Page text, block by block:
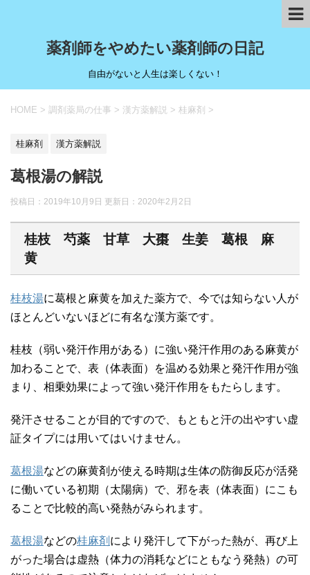
薬剤師をやめたい薬剤師の日記
自由がないと人生は楽しくない！
HOME > 調剤薬局の仕事 > 漢方薬解説 > 桂麻剤 >
桂麻剤 漢方薬解説
葛根湯の解説
投稿日：2019年10月9日 更新日： 2020年2月2日
桂枝 芍薬 甘草 大棗 生姜 葛根 麻
黄
桂枝湯に葛根と麻黄を加えた薬方で、今では知らない人が
ほとんどいないほどに有名な漢方薬です。
桂枝（弱い発汗作用がある）に強い発汗作用のある麻黄が
加わることで、表（体表面）を温める効果と発汗作用が強
まり、相乗効果によって強い発汗作用をもたらします。
発汗させることが目的ですので、もともと汗の出やすい虚
証タイプには用いてはいけません。
葛根湯などの麻黄剤が使える時期は生体の防御反応が活発
に働いている初期（太陽病）で、邪を表（体表面）にこも
ることで比較的高い発熱がみられます。
葛根湯などの桂麻剤 により発汗して下がった熱が、再び上
がった場合は虚熱（体力の消耗などにともなう発熱）の可